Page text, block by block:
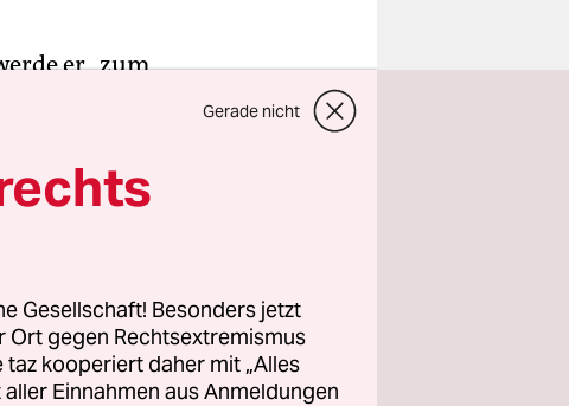
er „zum
bekannt
Hartz-
Neue
Kanzleramt
die New
Gerade nicht
Gesellschaft! Besonders jetzt
Ort gegen Rechtsextremismus
kooperiert daher mit „Alles
Einnahmen aus Anmeldungen